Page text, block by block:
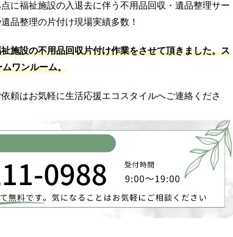
に福祉施設の入退去に伴う不用品回収・遺品整理サー
品整理の片付け現場実績多数！
施設の不用品回収片付け作業をさせて頂きました。ス
ワンルーム。
頼はお気軽に生活応援エコスタイルへご連絡くださ